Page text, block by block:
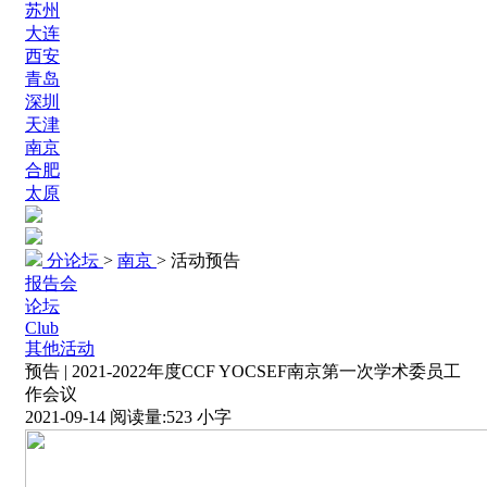
苏州
大连
西安
青岛
深圳
天津
南京
合肥
太原
分论坛 > 南京 > 活动预告
报告会
论坛
Club
其他活动
预告 | 2021-2022年度CCF YOCSEF南京第一次学术委员工
作会议
2021-09-14 阅读量:523 小字